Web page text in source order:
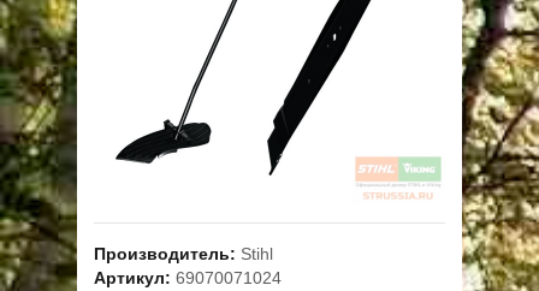
ГАРАНТИЯ И СЕРВИС
ПОЛЬЗОВАТЕЛЬСКОЕ СОГЛАШЕНИЕ
Производитель: Stihl
Артикул: 69070071024